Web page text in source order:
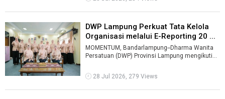
DWP Lampung Perkuat Tata Kelola
Organisasi melalui E-Reporting 20 ...
MOMENTUM, Bandarlampung--Dharma Wanita
Persatuan (DWP) Provinsi Lampung mengikuti
28 Jul 2026, 279 Views